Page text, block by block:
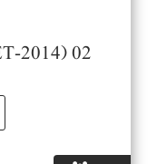
2014) 02